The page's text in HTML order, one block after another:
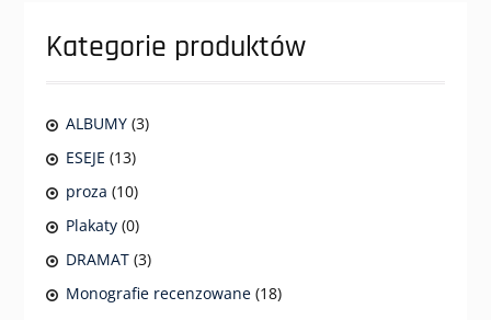
Kategorie produktów
ALBUMY (3)
ESEJE (13)
proza (10)
Plakaty (0)
DRAMAT (3)
Monografie recenzowane (18)